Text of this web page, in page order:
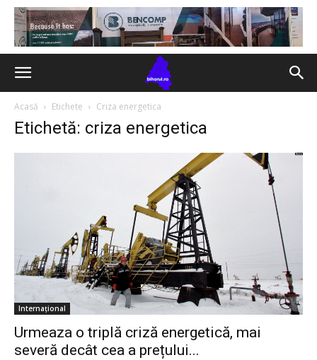
Acasă Etichete Criza energetica
Etichetă: criza energetica
Internațional
Urmeaza o triplă criză energetică, mai
severă decât cea a prețului...